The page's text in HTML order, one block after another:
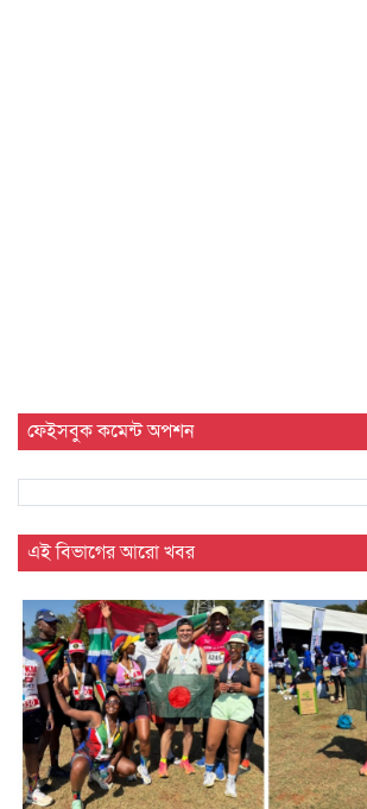
ফেইসবুক কমেন্ট অপশন
এই বিভাগের আরো খবর